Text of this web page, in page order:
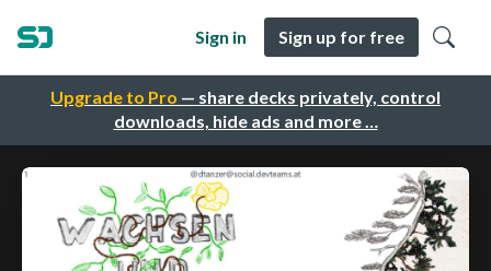
Upgrade to Pro — share decks privately, control
downloads, hide ads and more …
Sign in Sign up for free